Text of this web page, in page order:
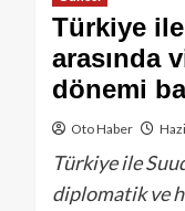
Türkiye
arasında
dönemi
Oto Haber
Türkiye ile
diplomatik ve